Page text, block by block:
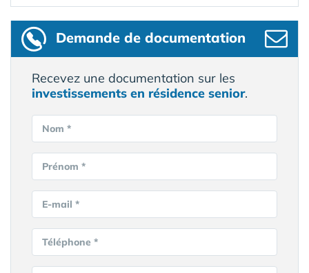
Demande de documentation
Recevez une documentation sur les
investissements en résidence senior.
Nom *
Prénom *
E-mail *
Téléphone *